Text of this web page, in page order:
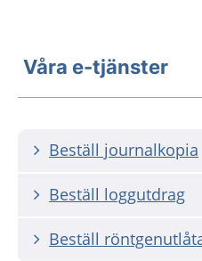
Våra e-tjänster
Beställ journalkopia
Beställ loggutdrag
Beställ